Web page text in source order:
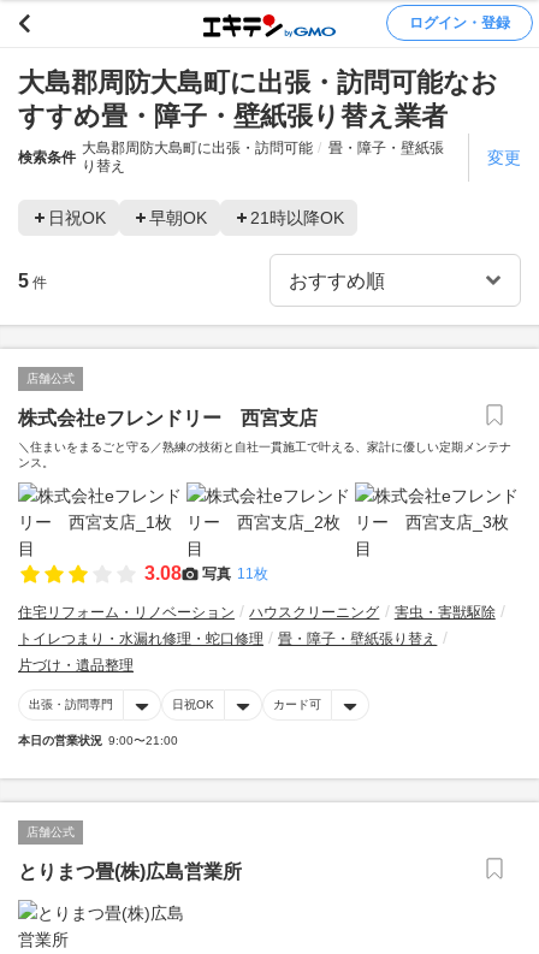
ログイン・登録
大島郡周防大島町に出張・訪問可能なお
すすめ畳・障子・壁紙張り替え業者
検索条件
大島郡周防大島町に出張・訪問可能
畳・障子・壁紙張
り替え
変更
日祝OK 早朝OK 21時以降OK
5 件
店舗公式
株式会社eフレンドリー 西宮支店
＼住まいをまるごと守る／熟練の技術と自社一貫施工で叶える、家計に優しい定期メンテナ
ンス。
3.08 写真 11枚
住宅リフォーム・リノベーション ハウスクリーニング
害虫・害獣駆除
トイレつまり・水漏れ修理・蛇口修理
畳・障子・壁紙張り替え
片づけ・遺品整理
出張・訪問専門 日祝OK カード可
本日の営業状況 9:00〜21:00
店舗公式
とりまつ畳(株)広島営業所